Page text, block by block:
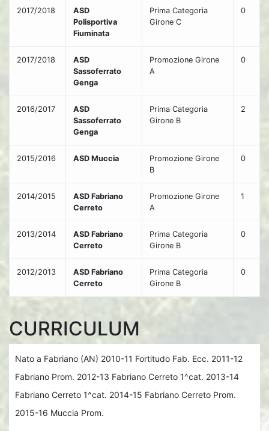
2017/2018
ASD
Polisportiva
Fiuminata
Prima Categoria
Girone C
0
2017/2018
ASD
Sassoferrato
Genga
Promozione Girone
A
0
2016/2017
ASD
Sassoferrato
Genga
Prima Categoria
Girone B
2
2015/2016 ASD Muccia
Promozione Girone
B
0
2014/2015
ASD Fabriano
Cerreto
Promozione Girone
A
1
2013/2014
ASD Fabriano
Cerreto
Prima Categoria
Girone B
0
2012/2013
ASD Fabriano
Cerreto
Prima Categoria
Girone B
0
CURRICULUM
Nato a Fabriano (AN) 2010-11 Fortitudo Fab. Ecc. 2011-12
Fabriano Prom. 2012-13 Fabriano Cerreto 1^cat. 2013-14
Fabriano Cerreto 1^cat. 2014-15 Fabriano Cerreto Prom.
2015-16 Muccia Prom.